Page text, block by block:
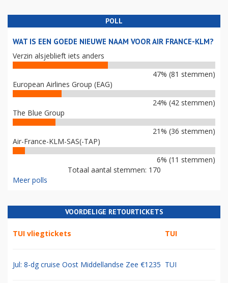
POLL
WAT IS EEN GOEDE NIEUWE NAAM VOOR AIR FRANCE-KLM?
Verzin alsjeblieft iets anders
47% (81 stemmen)
European Airlines Group (EAG)
24% (42 stemmen)
The Blue Group
21% (36 stemmen)
Air-France-KLM-SAS(-TAP)
6% (11 stemmen)
Totaal aantal stemmen: 170
Meer polls
VOORDELIGE RETOURTICKETS
TUI vliegtickets TUI
Jul: 8-dg cruise Oost Middellandse Zee €1235 TUI